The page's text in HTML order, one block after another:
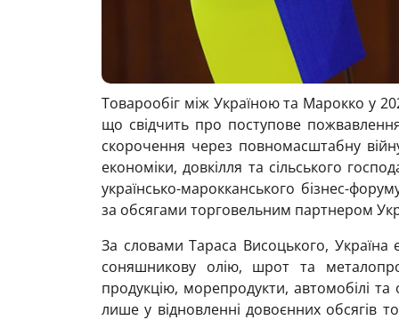
Товарообіг між Україною та Марокко у
що свідчить про поступове пожвавлення
скорочення через повномасштабну
економіки, довкілля та сільського
українсько-марокканського бізнес-
за обсягами торговельним партнером
За словами Тараса Висоцького, Україна
соняшникову олію, шрот та
продукцію, морепродукти, автомобілі та
лише у відновленні довоєнних обсягів